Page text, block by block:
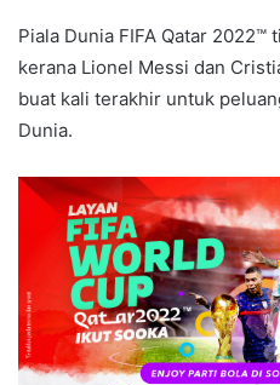
Piala Dunia FIFA Qatar 2022™
kerana Lionel Messi dan
buat kali terakhir untuk
Dunia.